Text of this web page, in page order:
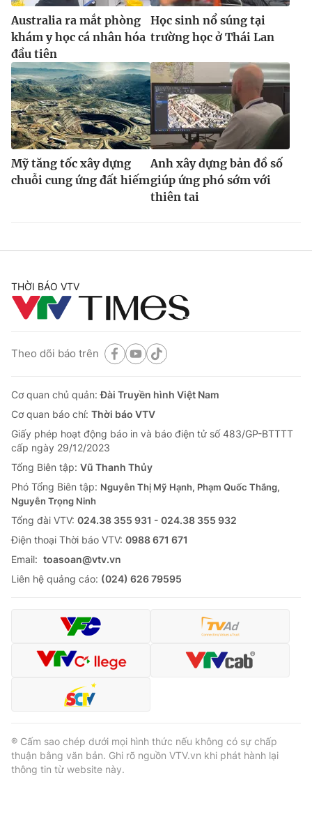
Australia ra mắt phòng
khám y học cá nhân hóa
đầu tiên
Học sinh nổ súng tại
trường học ở Thái Lan
Mỹ tăng tốc xây dựng
chuỗi cung ứng đất hiếm
Anh xây dựng bản đồ số
giúp ứng phó sớm với
thiên tai
THỜI BÁO VTV
Theo dõi báo trên
Cơ quan chủ quản:Đài Truyền hình Việt Nam
Cơ quan báo chí: Thời báo VTV
Giấy phép hoạt động báo in và báo điện tử số 483/GP-BTTTT
cấp ngày 29/12/2023
Tổng Biên tập: Vũ Thanh Thủy
Phó Tổng Biên tập: Nguyễn Thị Mỹ Hạnh, Phạm Quốc Thắng,
Nguyễn Trọng Ninh
Tổng đài VTV: 024.38 355 931 - 024.38 355 932
Ðiện thoại Thời báo VTV: 0988 671 671
Email: toasoan@vtv.vn
Liên hệ quảng cáo: (024) 626 79595
® Cấm sao chép dưới mọi hình thức nếu không có sự chấp
thuận bằng văn bản. Ghi rõ nguồn VTV.vn khi phát hành lại
thông tin từ website này.